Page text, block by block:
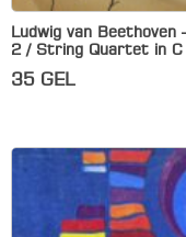
Ludwig van
2 / String Quartet in C
35 GEL